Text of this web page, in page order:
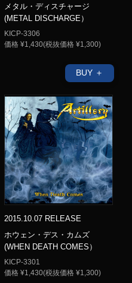
メタル・ディスチャージ
(METAL DISCHARGE）
KICP-3306
価格 ¥1,430(税抜価格 ¥1,300)
BUY ＋
2015.10.07 RELEASE
ホウェン・デス・カムズ
(WHEN DEATH COMES）
KICP-3301
価格 ¥1,430(税抜価格 ¥1,300)